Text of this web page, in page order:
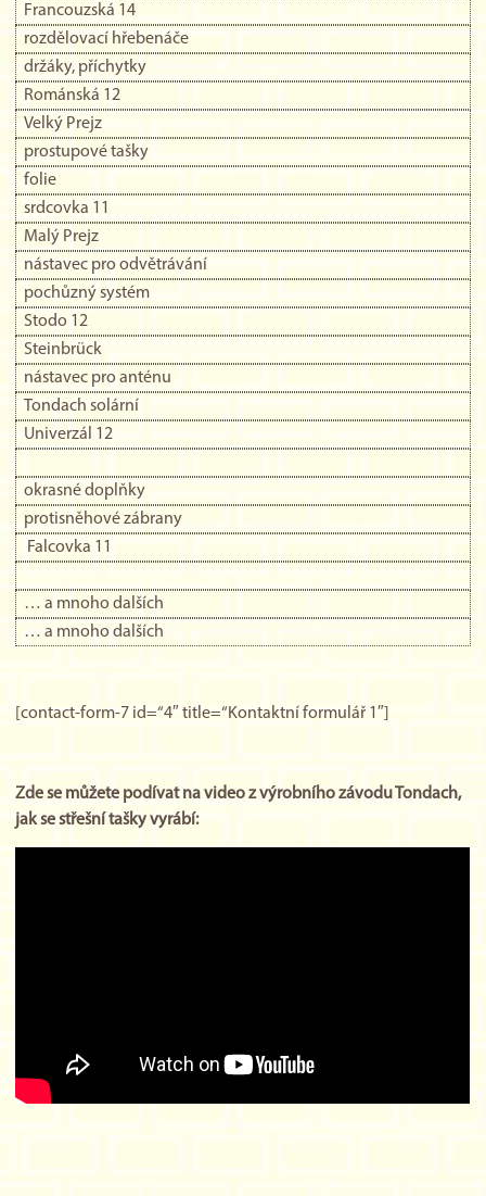
Francouzská 14
rozdělovací hřebenáče
držáky, příchytky
Románská 12
Velký Prejz
prostupové tašky
folie
srdcovka 11
Malý Prejz
nástavec pro odvětrávání
pochůzný systém
Stodo 12
Steinbrück
nástavec pro anténu
Tondach solární
Univerzál 12
okrasné doplňky
protisněhové zábrany
Falcovka 11
… a mnoho dalších
… a mnoho dalších
[contact-form-7 id=“4″ title=“Kontaktní formulář 1″]
Zde se můžete podívat na video z výrobního závodu Tondach,
jak se střešní tašky vyrábí: